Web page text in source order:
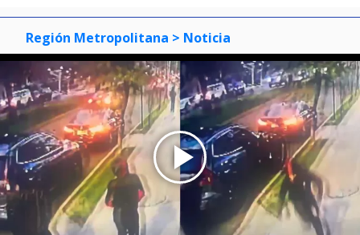
Región Metropolitana > Noticia